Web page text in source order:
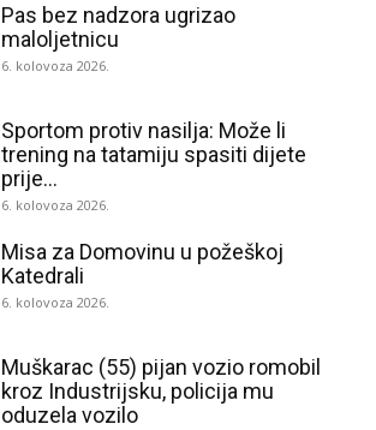
Pas bez nadzora ugrizao
maloljetnicu
6. kolovoza 2026.
Sportom protiv nasilja: Može li
trening na tatamiju spasiti dijete
prije...
6. kolovoza 2026.
Misa za Domovinu u požeškoj
Katedrali
6. kolovoza 2026.
Muškarac (55) pijan vozio romobil
kroz Industrijsku, policija mu
oduzela vozilo